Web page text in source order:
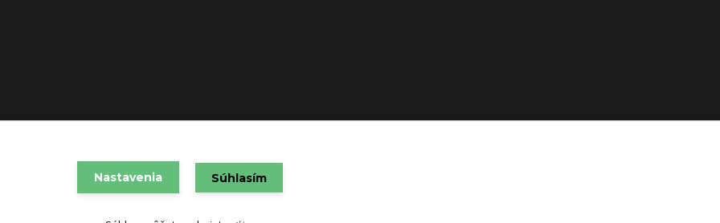
VAREX SLOVAKIA s.r.o. 2021
Nastavenia Súhlasím